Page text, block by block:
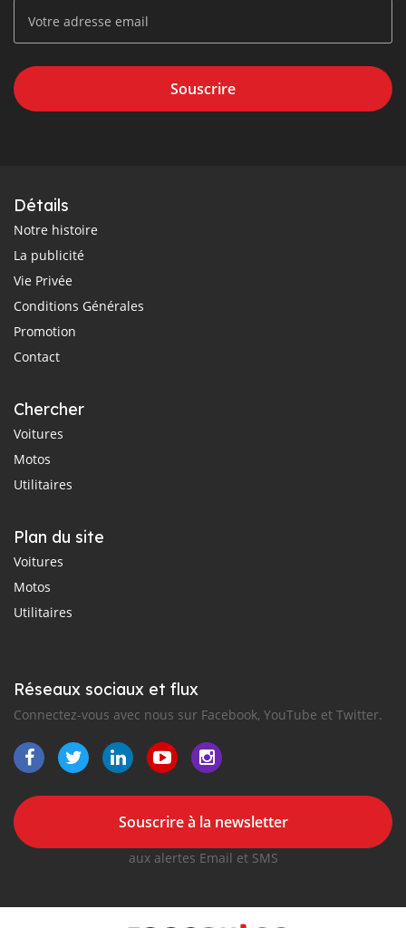
Souscrire
Détails
Notre histoire
La publicité
Vie Privée
Conditions Générales
Promotion
Contact
Chercher
Voitures
Motos
Utilitaires
Plan du site
Voitures
Motos
Utilitaires
Réseaux sociaux et flux
Connectez-vous avec nous sur Facebook, YouTube et Twitter.
Souscrire à la newsletter
aux alertes Email et SMS